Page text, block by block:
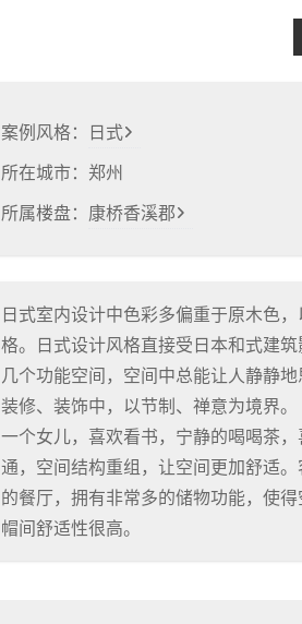
案例风格： 日式
所在城市： 郑州
所属楼盘： 康桥香溪郡
日式室内设计中色彩多偏重于原木色
格。日式设计风格直接受日本和式建
几个功能空间，空间中总能让人静静
装修、装饰中，以节制、禅意为境界
一个女儿，喜欢看书，宁静的喝喝茶
通，空间结构重组，让空间更加舒适
的餐厅，拥有非常多的储物功能，使
帽间舒适性很高。